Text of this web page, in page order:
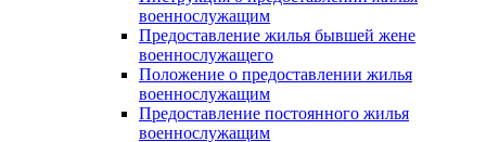
военнослужащим
Предоставление жилья бывшей жене
военнослужащего
Положение о предоставлении жилья
военнослужащим
Предоставление постоянного жилья
военнослужащим